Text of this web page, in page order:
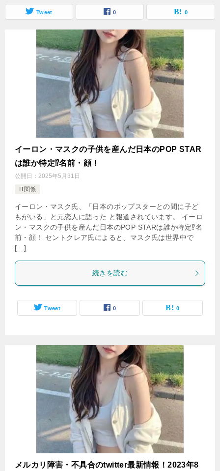
Tweet 0 0
イーロン・マスクの子供を産んだ日本のPOP STAR
は誰か特定⁉名前・顔！
公開日： 2025年5月31日
IT関係
イーロン・マスク氏、「日本のポップスターとの間に子ど
もがいる」と元恋人に語った と報道されています。 イーロ
ン・マスクの子供を産んだ日本のPOP STARは誰か特定⁉名
前・顔！ セントクレア氏によると、マスク氏は世界中で
[…]
続きを読む
Tweet 0 0
メルカリ障害・不具合のtwitter最新情報！2023年8